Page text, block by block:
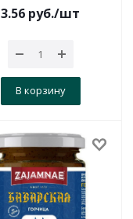
3.56 руб./шт
В корзину